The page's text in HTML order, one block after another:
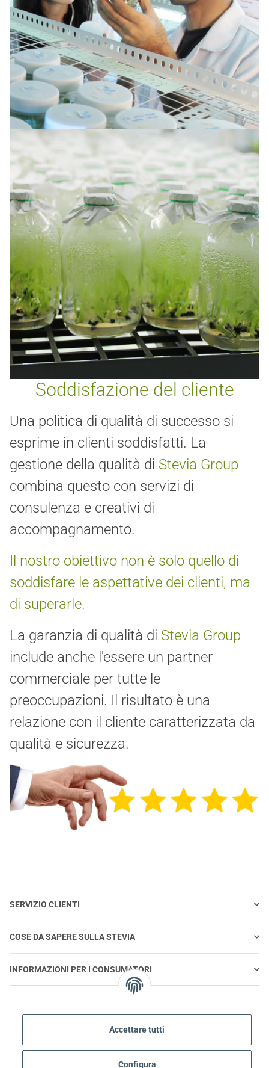
Accettare tutti
Configura
Soddisfazione del cliente
Una politica di qualità di successo si
esprime in clienti soddisfatti. La
gestione della qualità di Stevia Group
combina questo con servizi di
consulenza e creativi di
accompagnamento.
Il nostro obiettivo non è solo quello di
soddisfare le aspettative dei clienti, ma
di superarle.
La garanzia di qualità di Stevia Group
include anche l'essere un partner
commerciale per tutte le
preoccupazioni. Il risultato è una
relazione con il cliente caratterizzata da
qualità e sicurezza.
SERVIZIO CLIENTI
COSE DA SAPERE SULLA STEVIA
INFORMAZIONI PER I CONSUMATORI
STEVIA | DOMANDE E RISPOSTE